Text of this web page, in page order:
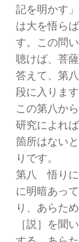
記を明かす
は大を悟ら
す。この問
聴けば、菩
答えて、第
段に入ります
この第八か
研究によれ
箇所はない
りです。
第八 悟り
に明暗あっ
り、あらた
［説］を聞